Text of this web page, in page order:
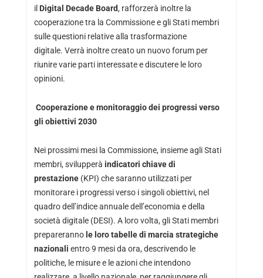
il Digital Decade Board, rafforzerà inoltre la
cooperazione tra la Commissione e gli Stati membri
sulle questioni relative alla trasformazione
digitale. Verrà inoltre creato un nuovo forum per
riunire varie parti interessate e discutere le loro
opinioni.
Cooperazione e monitoraggio dei progressi verso
gli obiettivi 2030
Nei prossimi mesi la Commissione, insieme agli Stati
membri, svilupperà indicatori chiave di
prestazione(KPI) che saranno utilizzati per
monitorare i progressi verso i singoli obiettivi, nel
quadro dell’indice annuale dell’economia e della
società digitale (DESI). A loro volta, gli Stati membri
prepareranno le loro tabelle di marcia strategiche
nazionali entro 9 mesi da ora, descrivendo le
politiche, le misure e le azioni che intendono